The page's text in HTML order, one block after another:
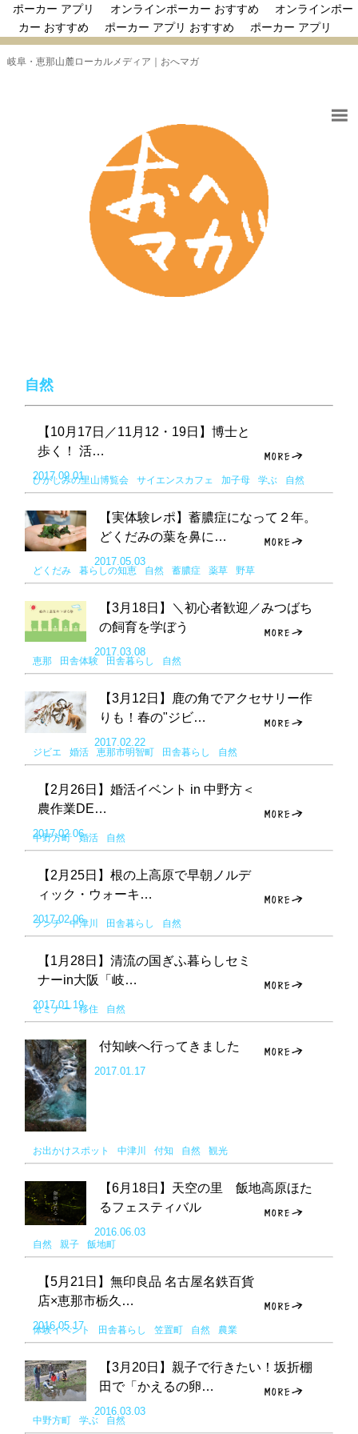
ポーカー アプリ オンラインポーカー おすすめ
オンラインポー
カー おすすめ
ポーカー アプリ おすすめ ポーカー アプリ
岐阜・恵那山麓ローカルメディア｜おへマガ
自然
【10月17日／11月12・19日】博士と
歩く！ 活…
2017.09.01
ひがしみの里山博覧会 サイエンスカフェ 加子母 学ぶ 自然
【実体験レポ】蓄膿症になって２年。
どくだみの葉を鼻に…
2017.05.03
どくだみ 暮らしの知恵 自然 蓄膿症 薬草 野草
【3月18日】＼初心者歓迎／みつばち
の飼育を学ぼう
2017.03.08
恵那 田舎体験 田舎暮らし 自然
【3月12日】鹿の角でアクセサリー作
りも！春の"ジビ…
2017.02.22
ジビエ 婚活 恵那市明智町 田舎暮らし 自然
【2月26日】婚活イベント in 中野方＜
農作業DE…
2017.02.06
中野方町 婚活 自然
【2月25日】根の上高原で早朝ノルデ
ィック・ウォーキ…
2017.02.06
ランチ 中津川 田舎暮らし 自然
【1月28日】清流の国ぎふ暮らしセミ
ナーin大阪「岐…
2017.01.19
セミナー 移住 自然
付知峡へ行ってきました
2017.01.17
お出かけスポット 中津川 付知 自然 観光
【6月18日】天空の里 飯地高原ほた
るフェスティバル
2016.06.03
自然 親子 飯地町
【5月21日】無印良品 名古屋名鉄百貨
店×恵那市栃久…
2016.05.17
体験イベント 田舎暮らし 笠置町 自然 農業
【3月20日】親子で行きたい！坂折棚
田で「かえるの卵…
2016.03.03
中野方町 学ぶ 自然